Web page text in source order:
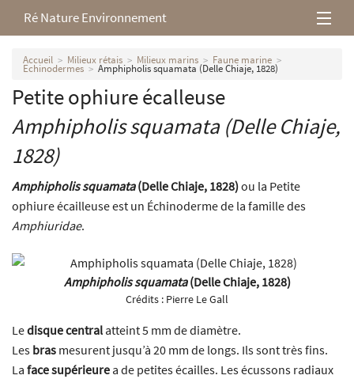
Ré Nature Environnement
L’association
Milieux rétais
Nos parutions
Accueil Milieux rétais Milieux marins Faune marine
Echinodermes Amphipholis squamata (Delle Chiaje, 1828)
Petite ophiure écalleuse
Amphipholis squamata(Delle Chiaje,
1828)
Amphipholis squamata(Delle Chiaje, 1828)ou la Petite
ophiure écailleuse est un Échinoderme de la famille des
Amphiuridae.
Amphipholis squamata(Delle Chiaje, 1828)
Crédits : Pierre Le Gall
Ledisque central atteint 5 mm de diamètre.
Les bras mesurent jusqu’à 20 mm de longs. Ils sont très fins.
La face supérieure a de petites écailles. Les écussons radiaux